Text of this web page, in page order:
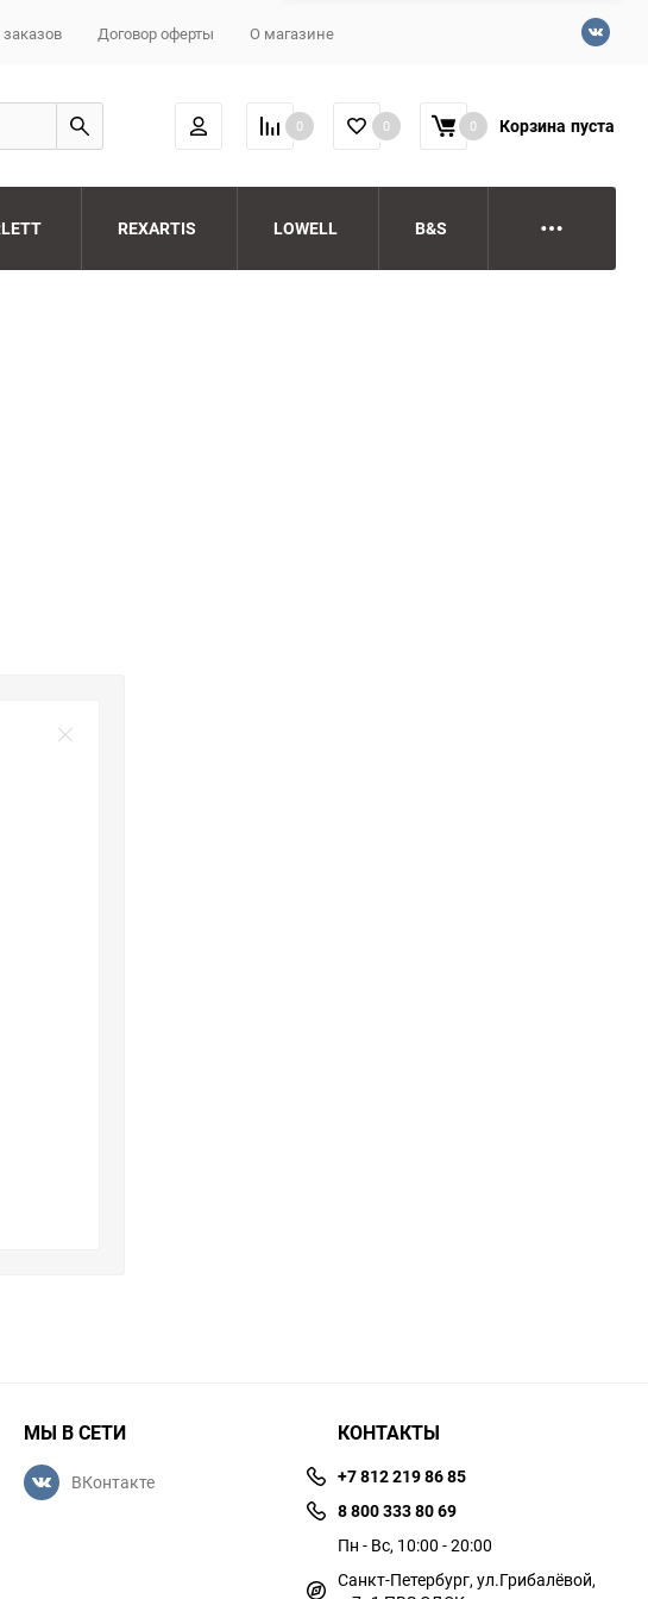
Договор оферты О магазине
0 0 0 Корзина пуста
REXARTIS LOWELL B&S
МЫ В СЕТИ
ВКонтакте
КОНТАКТЫ
+7 812 219 86 85
8 800 333 80 69
Пн - Вс, 10:00 - 20:00
Санкт-Петербург, ул.​​Грибалёвой,